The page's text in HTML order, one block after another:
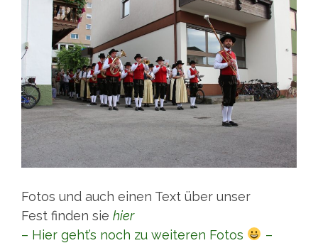
Fotos und auch einen Text über unser
Fest finden sie hier
– Hier geht’s noch zu weiteren Fotos
–